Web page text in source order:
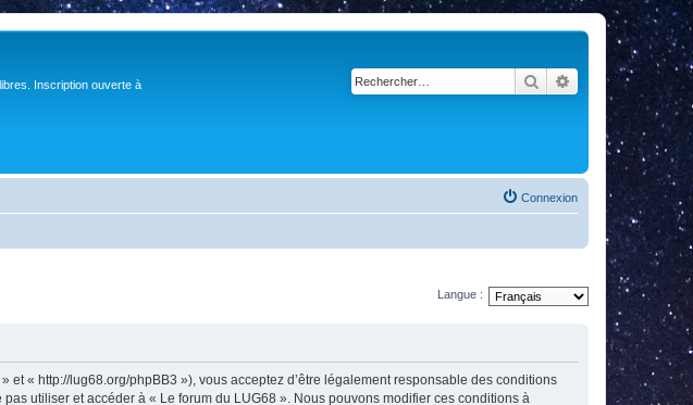
Inscription ouverte à
RechercherRecherche
Connexion
Langue :
« http://lug68.org/phpBB3 »), vous acceptez d’être légalement responsable des conditions
utiliser et accéder à « Le forum du LUG68 ». Nous pouvons modifier ces conditions à